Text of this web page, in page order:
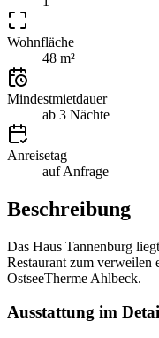
Wohnfläche
48 m²
Mindestmietdauer
ab 3 Nächte
Anreisetag
auf Anfrage
Beschreibung
Das Haus Tannenburg
Restaurant zum
OstseeTherme Ahlbeck.
Ausstattung im